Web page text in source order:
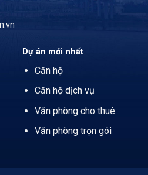
Dự án mới nhất
Căn hộ
Căn hộ dịch vụ
Văn phòng cho thuê
Văn phòng trọn gói